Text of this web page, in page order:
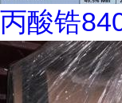
丙酸锆